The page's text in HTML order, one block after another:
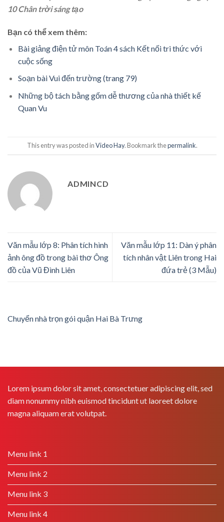
10 Chân trời sáng tạo
Bạn có thể xem thêm:
Bài giảng điện tử môn Toán 4 sách Kết nối tri thức với
cuộc sống
Soạn bài Vui đến trường (trang 79)
Những bộ tách bằng gốm dễ thương của nhà thiết kế
Quan Vu
This entry was posted inVideo Hay. Bookmark thepermalink.
ADMINCD
Văn mẫu lớp 8: Phân tích hình
ảnh ông đồ trong bài thơ Ông
đồ của Vũ Đình Liên
Văn mẫu lớp 11: Dàn ý phân
tích nhân vật Liên trong Hai
đứa trẻ (3 Mẫu)
Chuyển nhà trọn gói quận Hai Bà Trưng
Lorem ipsum dolor sit amet, consectetuer adipiscing elit, sed
diam nonummy nibh euismod tincidunt ut laoreet dolore
magna aliquam erat volutpat.
Menu link 1
Menu link 2
Menu link 3
Menu link 4